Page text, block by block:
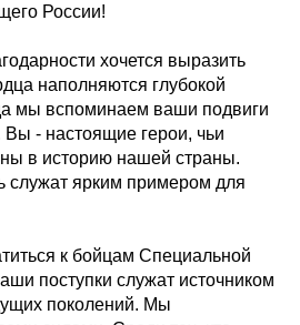
России!
хочется выразить
наполняются глубокой
мы вспоминаем ваши подвиги
- настоящие герои, чьи
в историю нашей страны.
служат ярким примером для
к бойцам Специальной
поступки служат источником
поколений. Мы